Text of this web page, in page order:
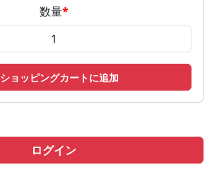
数量*
ショッピングカートに追加
ログイン